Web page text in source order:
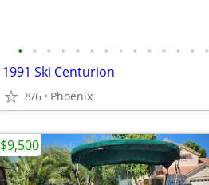
• • • • • • • • • • • • • •
1991 Ski Centurion
8/6 Phoenix
$9,500